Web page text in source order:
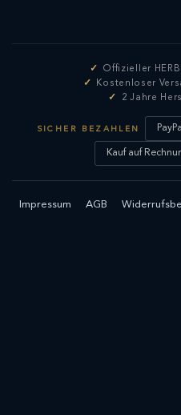
Offizieller
Kostenloser
2 Jahre
SICHER BEZAHLEN PayPal
Kauf auf
Impressum AGB